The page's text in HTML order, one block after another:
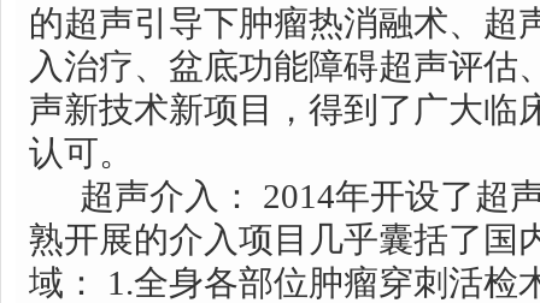
的超声引导下肿瘤热消融术、超
入治疗、盆底功能障碍超声评估
声新技术新项目，得到了广大临
认可。
超声介入： 2014年开设了超
熟开展的介入项目几乎囊括了国
域： 1.全身各部位肿瘤穿刺活检